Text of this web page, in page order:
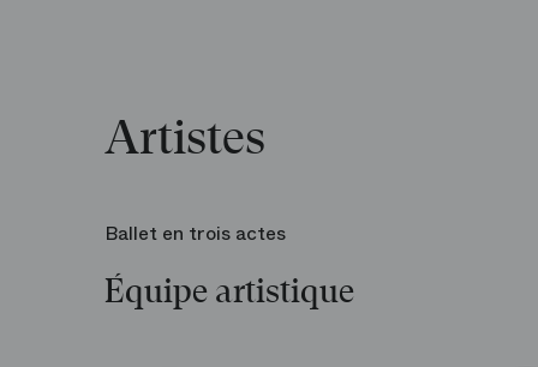
Artistes
Ballet en trois actes
Équipe artistique